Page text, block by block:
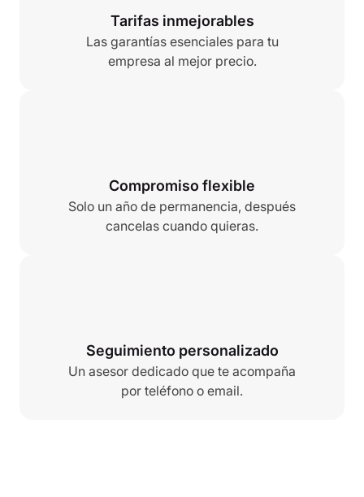
Tarifas inmejorables
Las garantías esenciales para tu
empresa al mejor precio.
Compromiso flexible
Solo un año de permanencia, después
cancelas cuando quieras.
Seguimiento personalizado
Un asesor dedicado que te acompaña
por teléfono o email.